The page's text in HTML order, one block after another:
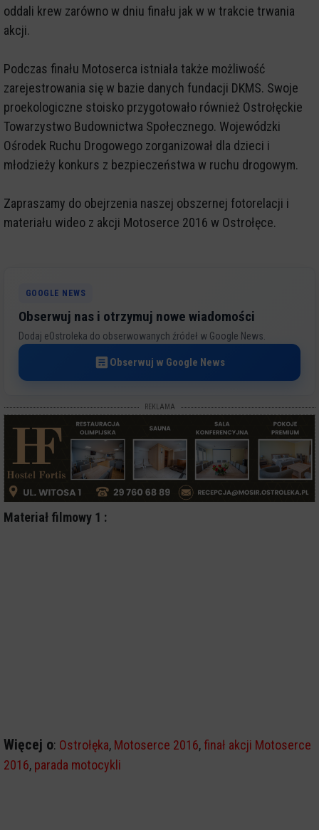
oddali krew zarówno w dniu finału jak w w trakcie trwania
akcji.
Podczas finału Motoserca istniała także możliwość
zarejestrowania się w bazie danych fundacji DKMS. Swoje
proekologiczne stoisko przygotowało również Ostrołęckie
Towarzystwo Budownictwa Społecznego. Wojewódzki
Ośrodek Ruchu Drogowego zorganizował dla dzieci i
młodzieży konkurs z bezpieczeństwa w ruchu drogowym.
Zapraszamy do obejrzenia naszej obszernej fotorelacji i
materiału wideo z akcji Motoserce 2016 w Ostrołęce.
GOOGLE NEWS
Obserwuj nas i otrzymuj nowe wiadomości
Dodaj eOstroleka do obserwowanych źródeł w Google News.
Obserwuj w Google News
REKLAMA
Materiał filmowy 1 :
Więcej o: Ostrołęka, Motoserce 2016, finał akcji Motoserce
2016, parada motocykli